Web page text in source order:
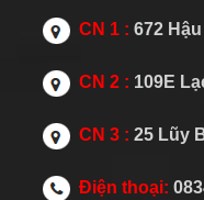
CN 1 :672
CN 2 : 109E
CN 3 : 25 Lũy
Điện thoại: